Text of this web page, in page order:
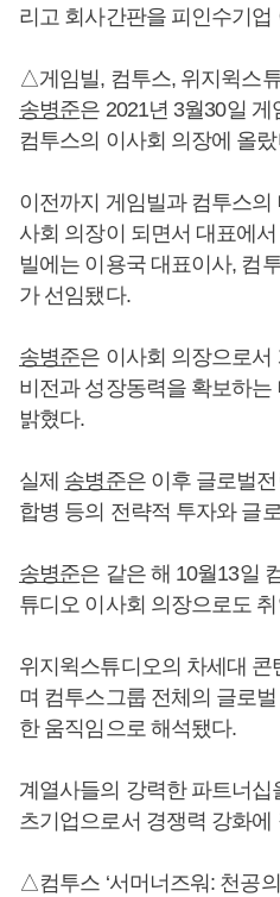
리고 회사간판을 피인수기
△게임빌, 컴투스, 위지윅스
송병준은 2021년 3월30일
컴투스의 이사회 의장에 올
이전까지 게임빌과 컴투스의
사회 의장이 되면서 대표에
빌에는 이용국 대표이사, 컴
가 선임됐다.
송병준은 이사회 의장으로서
비전과 성장동력을 확보하
밝혔다.
실제 송병준은 이후 글로벌
합병 등의 전략적 투자와 글
송병준은 같은 해 10월13일
튜디오 이사회 의장으로도
위지윅스튜디오의 차세대
며 컴투스그룹 전체의 글로
한 움직임으로 해석됐다.
계열사들의 강력한 파트너
츠기업으로서 경쟁력 강화에
△컴투스 ‘서머너즈워: 천공